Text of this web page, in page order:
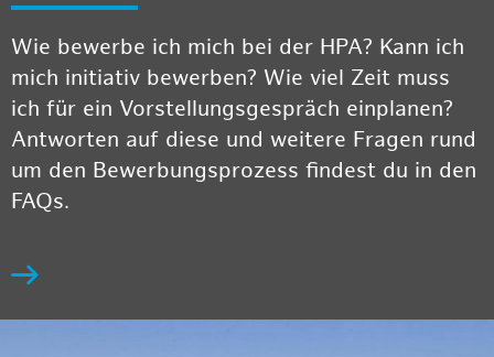
Wie bewerbe ich mich bei der HPA? Kann ich
mich initiativ bewerben? Wie viel Zeit muss
ich für ein Vorstellungsgespräch einplanen?
Antworten auf diese und weitere Fragen rund
um den Bewerbungsprozess findest du in den
FAQs.